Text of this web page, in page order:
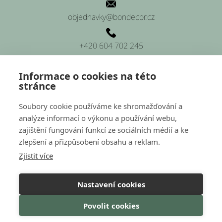
Informace o cookies na této
stránce
Soubory cookie používáme ke shromažďování a
analýze informací o výkonu a používání webu,
zajištění fungování funkcí ze sociálních médií a ke
zlepšení a přizpůsobení obsahu a reklam.
Zjistit více
Nastavení cookies
Povolit cookies
objednavky@bondecor.cz
+420 604 702 245
Platnéřská 88/9, Praha 1 (sídlo firmy)
Hluchov 157, 798 41 Hluchov (provozovna a sklady)
NakódovaloRemedio Digital|
Vytvořil Shoptet
Copyright 2026Bondecor. Všechna práva vyhrazena.